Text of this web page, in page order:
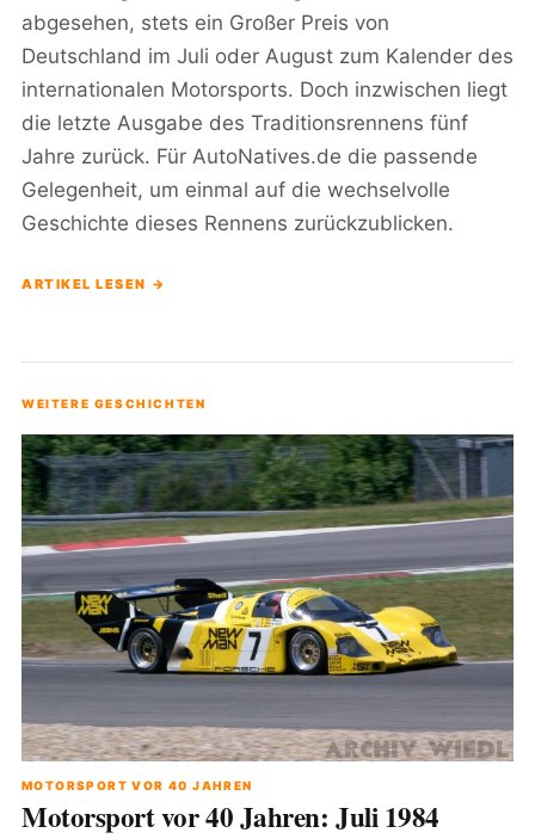
abgesehen, stets ein Großer Preis von
Deutschland im Juli oder August zum Kalender des
internationalen Motorsports. Doch inzwischen liegt
die letzte Ausgabe des Traditionsrennens fünf
Jahre zurück. Für AutoNatives.de die passende
Gelegenheit, um einmal auf die wechselvolle
Geschichte dieses Rennens zurückzublicken.
ARTIKEL LESEN →
WEITERE GESCHICHTEN
MOTORSPORT VOR 40 JAHREN
Motorsport vor 40 Jahren: Juli 1984